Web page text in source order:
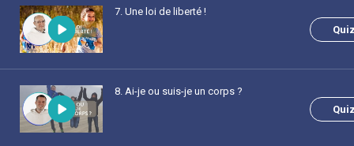
7. Une loi de liberté !
8. Ai-je ou suis-je un corps ?